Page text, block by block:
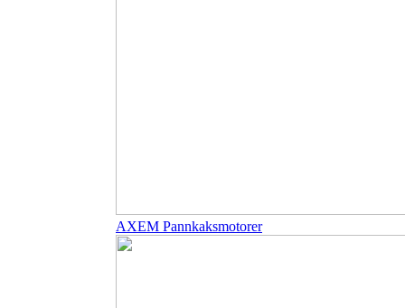
AXEM Pannkaksmotorer